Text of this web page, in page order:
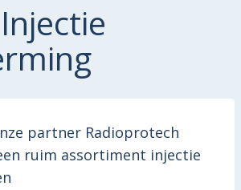
partner Radioprotech
ruim assortiment injectie